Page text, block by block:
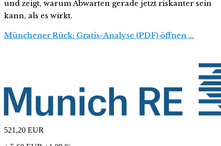
und zeigt, warum Abwarten gerade jetzt riskanter sein
kann, als es wirkt.
Münchener Rück: Gratis-Analyse (PDF) öffnen …
521,20 EUR